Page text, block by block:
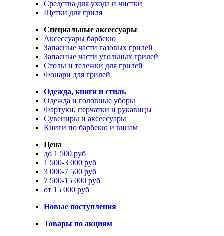
Средства для ухода и чистки
Щетки для гриля
Специальные аксессуары
Аксессуары барбекю
Запасные части газовых грилей
Запасные части угольных грилей
Столы и тележки для грилей
Фонари для грилей
Одежда, книги и стиль
Одежда и головные уборы
Фартуки, перчатки и рукавицы
Сувениры и аксессуары
Книги по барбекю и винам
Цена
до 1 500 руб
1 500-3 000 руб
3 000-7 500 руб
7 500-15 000 руб
от 15 000 руб
Новые поступления
Товары по акциям